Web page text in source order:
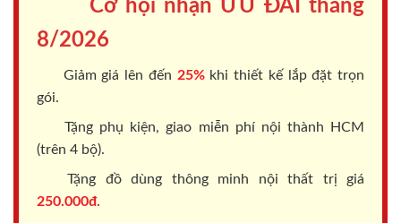
Cơ hội nhận ƯU ĐÃI tháng
8/2026
Giảm giá lên đến 25%khi thiết kế lắp đặt trọn
gói.
Tặng phụ kiện, giao miễn phí nội thành HCM
(trên 4 bộ).
Tặng đồ dùng thông minh nội thất trị giá
250.000đ.